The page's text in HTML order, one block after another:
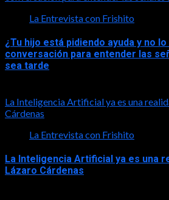
La Entrevista con Frishito
¿Tu hijo está pidiendo ayuda y no
conversación para entender las
sea tarde
La Inteligencia Artificial ya es una
Cárdenas
La Entrevista con Frishito
La Inteligencia Artificial ya es una
Lázaro Cárdenas